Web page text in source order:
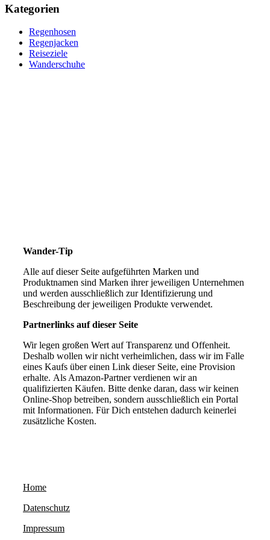
Kategorien
Regenhosen
Regenjacken
Reiseziele
Wanderschuhe
Wander-Tip
Alle auf dieser Seite aufgeführten Marken und
Produktnamen sind Marken ihrer jeweiligen Unternehmen
und werden ausschließlich zur Identifizierung und
Beschreibung der jeweiligen Produkte verwendet.
Partnerlinks auf dieser Seite
Wir legen großen Wert auf Transparenz und Offenheit.
Deshalb wollen wir nicht verheimlichen, dass wir im Falle
eines Kaufs über einen Link dieser Seite, eine Provision
erhalte. Als Amazon-Partner verdienen wir an
qualifizierten Käufen. Bitte denke daran, dass wir keinen
Online-Shop betreiben, sondern ausschließlich ein Portal
mit Informationen. Für Dich entstehen dadurch keinerlei
zusätzliche Kosten.
Home
Datenschutz
Impressum